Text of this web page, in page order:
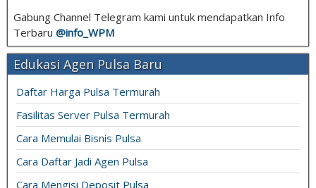
Gabung Channel Telegram kami untuk mendapatkan Info
Terbaru @info_ WPM
Edukasi Agen Pulsa Baru
Daftar Harga Pulsa Termurah
Fasilitas Server Pulsa Termurah
Cara Memulai Bisnis Pulsa
Cara Daftar Jadi Agen Pulsa
Cara Mengisi Deposit Pulsa